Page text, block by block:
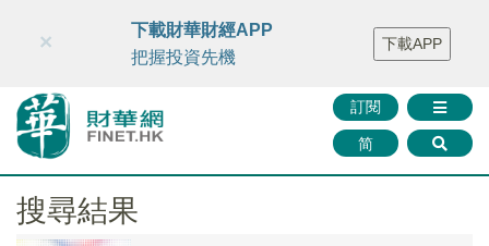
財華智庫網 FINTV FINMETA 財華證券 媒體矩陣
智庫沙龍
聯絡我們
訂閱
简
×
下載財華財經APP
把握投資先機
下載APP
搜尋結果